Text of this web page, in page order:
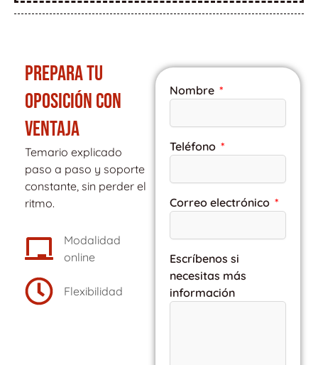
PREPARA TU
OPOSICIÓN CON
VENTAJA
Temario explicado
paso a paso y soporte
constante, sin perder el
ritmo.
Modalidad
online
Flexibilidad
Nombre
Teléfono
Correo electrónico
Escríbenos si
necesitas más
información